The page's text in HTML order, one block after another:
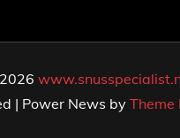
| Power News byTheme